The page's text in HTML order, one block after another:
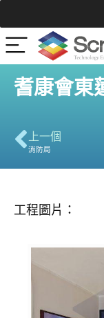
耆康會東
上一個
消防局
工程圖片：